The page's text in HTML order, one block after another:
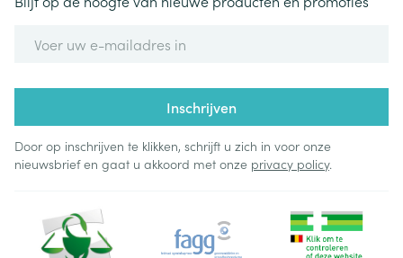
Inschrijven
Door op inschrijven te klikken, schrijft u zich in voor onze
nieuwsbrief en gaat u akkoord met onze privacy policy.